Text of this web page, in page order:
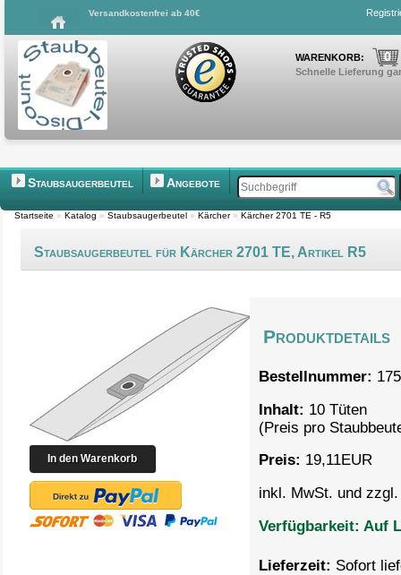
Versandkostenfrei ab 40€
WARENKORB: 0
Schnelle Lieferung
Staubsaugerbeutel Angebote
Startseite » Katalog » Staubsaugerbeutel » Kärcher » Kärcher 2701 TE - R5
Staubsaugerbeutel für Kärcher 2701 TE, Artikel R5
Produktdetails
Bestellnummer:
Inhalt: 10 Tüten
(Preis pro
Preis: 19,11EUR
inkl. MwSt. und
Verfügbarkeit: Auf
Lieferzeit: Sofort